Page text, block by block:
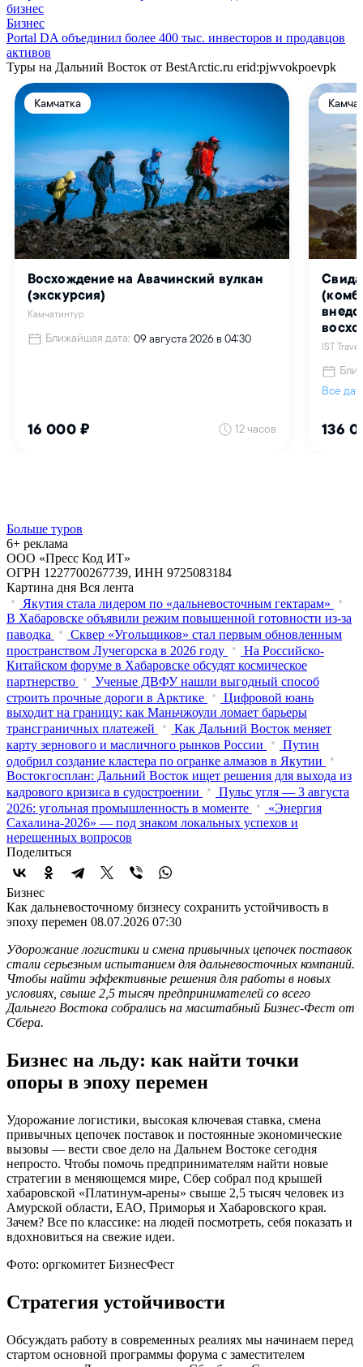
бизнес
Бизнес
Portal DA объединил более 400 тыс. инвесторов и продавцов
активов
Туры на Дальний Восток от BestArctic.ru erid:pjwvokpoevpk
Больше туров
6+ реклама
ООО «Пресс Код ИТ»
ОГРН 1227700267739, ИНН 9725083184
Картина дня Вся лента
Якутия стала лидером по «дальневосточным гектарам»
В Хабаровске объявили режим повышенной готовности из‑за
паводка
Сквер «Угольщиков» стал первым обновленным
пространством Лучегорска в 2026 году
На Российско-
Китайском форуме в Хабаровске обсудят космическое
партнерство
Ученые ДВФУ нашли выгодный способ
строить прочные дороги в Арктике
Цифровой юань
выходит на границу: как Маньчжоули ломает барьеры
трансграничных платежей
Как Дальний Восток меняет
карту зернового и масличного рынков России
Путин
одобрил создание кластера по огранке алмазов в Якутии
Востокгосплан: Дальний Восток ищет решения для выхода из
кадрового кризиса в судостроении
Пульс угля — 3 августа
2026: угольная промышленность в моменте
«Энергия
Сахалина-2026» — под знаком локальных успехов и
нерешенных вопросов
Поделиться
Бизнес
Как дальневосточному бизнесу сохранить устойчивость в
эпоху перемен 08.07.2026 07:30
Удорожание логистики и смена привычных цепочек поставок
стали серьезным испытанием для дальневосточных компаний.
Чтобы найти эффективные решения для работы в новых
условиях, свыше 2,5 тысяч предпринимателей со всего
Дальнего Востока собрались на масштабный Бизнес-Фест от
Сбера.
Бизнес на льду: как найти точки
опоры в эпоху перемен
Удорожание логистики, высокая ключевая ставка, смена
привычных цепочек поставок и постоянные экономические
вызовы — вести свое дело на Дальнем Востоке сегодня
непросто. Чтобы помочь предпринимателям найти новые
стратегии в меняющемся мире, Сбер собрал под крышей
хабаровской «Платинум-арены» свыше 2,5 тысяч человек из
Амурской области, ЕАО, Приморья и Хабаровского края.
Зачем? Все по классике: на людей посмотреть, себя показать и
вдохновиться на свежие идеи.
Фото: оргкомитет БизнесФест
Стратегия устойчивости
Обсуждать работу в современных реалиях мы начинаем перед
стартом основной программы форума с заместителем